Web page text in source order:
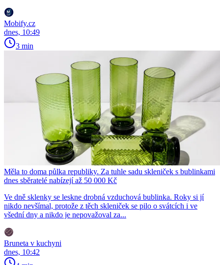
Mobify.cz
dnes, 10:49
3 min
Měla to doma půlka republiky. Za tuhle sadu skleniček s bublinkami
dnes sběratelé nabízejí až 50 000 Kč
Ve dně sklenky se leskne drobná vzduchová bublinka. Roky si jí
nikdo nevšímal, protože z těch skleniček se pilo o svátcích i ve
všední dny a nikdo je nepovažoval za...
Bruneta v kuchyni
dnes, 10:42